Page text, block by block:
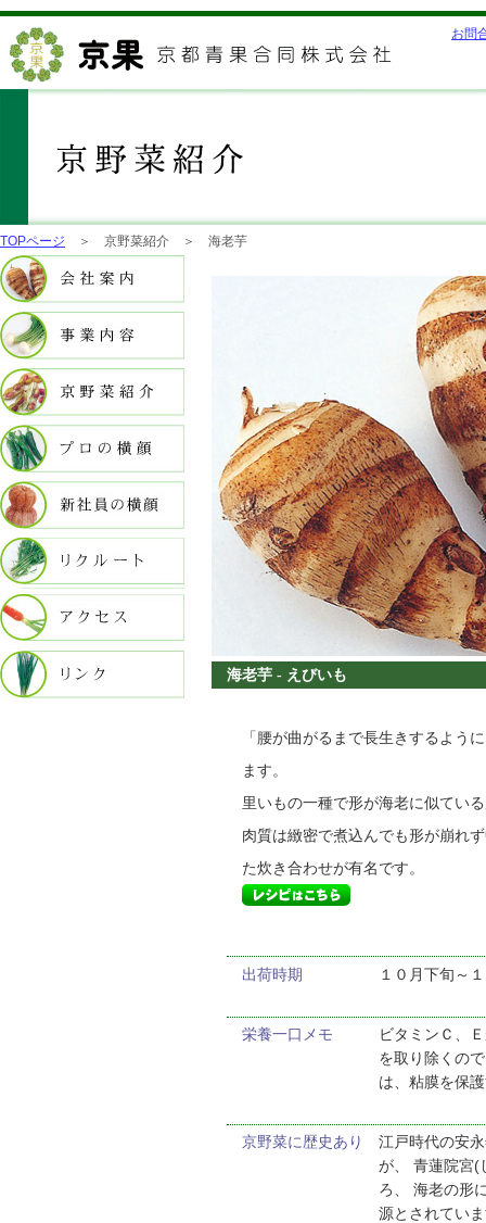
お問
TOPページ ＞ 京野菜紹介 ＞ 海老芋
海老芋 - えびいも
「腰が曲がるまで長生きするよう
ます。
里いもの一種で形が海老に似てい
肉質は緻密で煮込んでも形が崩れ
た炊き合わせが有名です。
出荷時期 １０月下旬～
栄養一口メモ
ビタミンＣ、
を取り除くの
は、粘膜を保
京野菜に歴史あり
江戸時代の安
が、 青蓮院宮(
ろ、 海老の形
源とされてい